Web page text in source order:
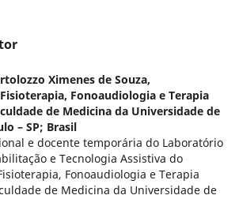
Ximenes de Souza,
Fonoaudiologia e Terapia
de Medicina da Universidade de
– SP; Brasil
e docente temporária do Laboratório
e Tecnologia Assistiva do
Fonoaudiologia e Terapia
de Medicina da Universidade de